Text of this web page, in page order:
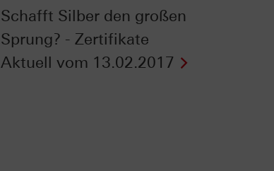
Schafft Silber den großen
Sprung? - Zertifikate
Aktuell vom 13.02.2017